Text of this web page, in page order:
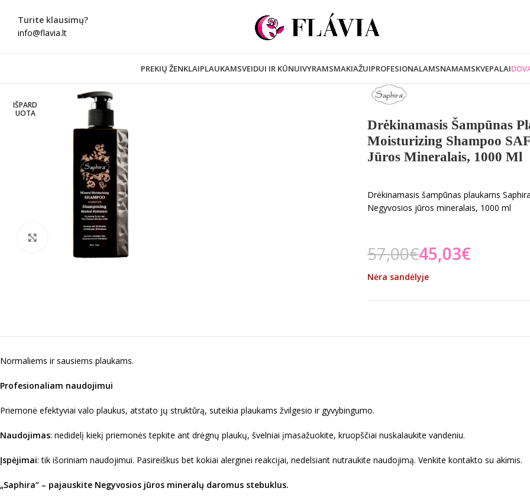
Turite klausimų?
info@flavia.lt
PREKIŲ ŽENKLAIPLAUKAMSVEIDUI IR KŪNUIVYRAMSMAKIAŽUIPROFESIONALAMSNAMAMSKVEPALAI
IŠPARD
UOTA
Spustelėkite norėdami padidinti
Drėkinamasis Šampūnas
Moisturizing Shampoo
Jūros Mineralais, 1000 Ml
Drėkinamasis šampūnas plaukams
Negyvosios jūros mineralais, 1000 ml
57,00€45,03€
Nėra sandėlyje
Normaliems ir sausiems plaukams.
Profesionaliam naudojimui
Priemonė efektyviai valo plaukus, atstato jų struktūrą, suteikia plaukams žvilgesio ir gyvybingumo.
Naudojimas: nedidelį kiekį priemonės tepkite ant drėgnų plaukų, švelniai įmasažuokite, kruopščiai nuskalaukite vandeniu.
Įspėjimai: tik išoriniam naudojimui. Pasireiškus bet kokiai alerginei reakcijai, nedelsiant nutraukite naudojimą. Venkite kontakto su akimis.
„Saphira“ – pajauskite Negyvosios jūros mineralų daromus stebuklus.